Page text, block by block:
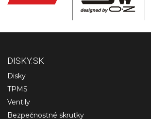
DISKY.SK
Disky
TPMS
Ventily
Bezpečnostné skrutky